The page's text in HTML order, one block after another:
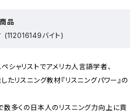
品
(112016149バイト)
シャリストでアメリカ人言語学者、
たリスニング教材『リスニングパワー』の
数多くの日本人のリスニング力向上に貢